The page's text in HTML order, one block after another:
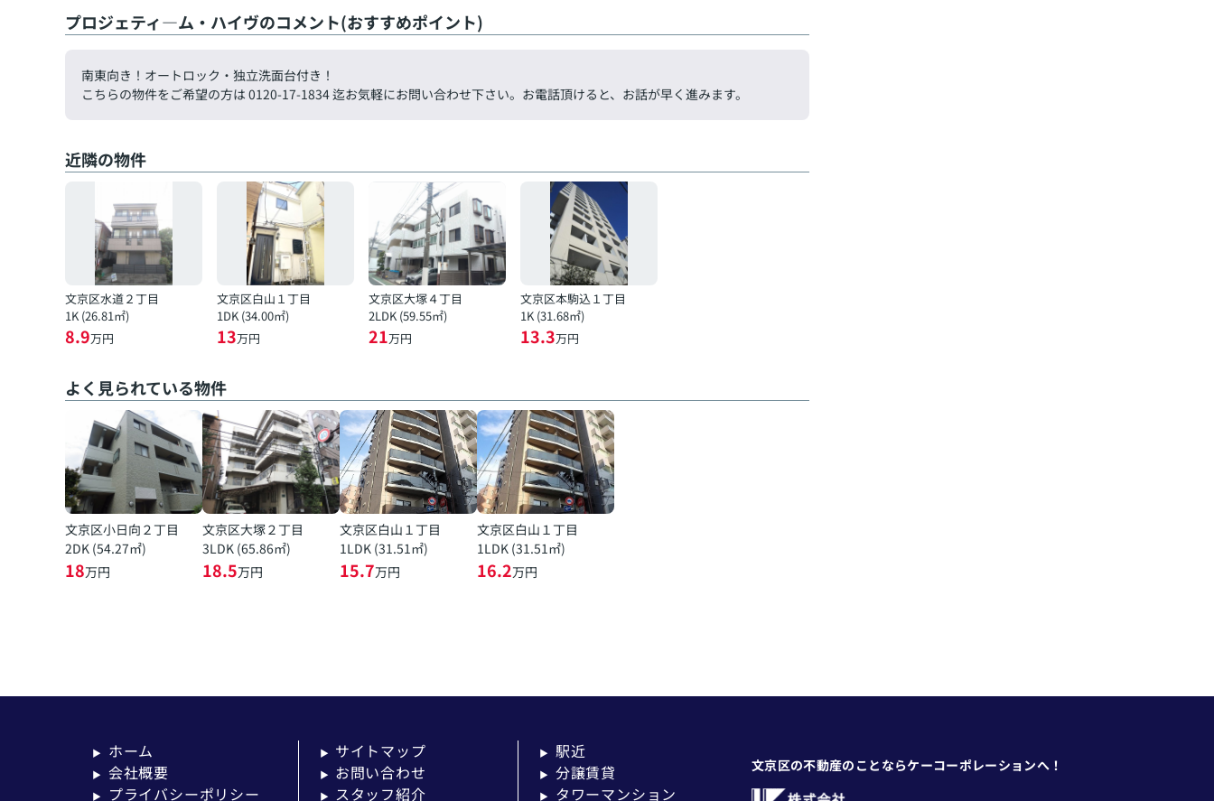
プロジェティ―ム・ハイヴのコメント(おすすめポイント)
南東向き！オートロック・独立洗面台付き！
こちらの物件をご希望の方は 0120-17-1834 迄お気軽にお問い合わせ下さい。お電話頂けると、お話が早く進みます。
近隣の物件
文京区水道２丁目
1K (26.81㎡)
8.9万円
文京区白山１丁目
1DK (34.00㎡)
13万円
文京区大塚４丁目
2LDK (59.55㎡)
21万円
文京区本駒込１丁目
1K (31.68㎡)
13.3万円
よく見られている物件
文京区小日向２丁目
2DK (54.27㎡)
18万円
文京区大塚２丁目
3LDK (65.86㎡)
18.5万円
文京区白山１丁目
1LDK (31.51㎡)
15.7万円
文京区白山１丁目
1LDK (31.51㎡)
16.2万円
▶ ホーム
▶ 会社概要
▶ プライバシーポリシー
▶ サイトマップ
▶ お問い合わせ
▶ スタッフ紹介
▶ 駅近
▶ 分譲賃貸
▶ タワーマンション
文京区の不動産のことならケーコーポレーションへ！